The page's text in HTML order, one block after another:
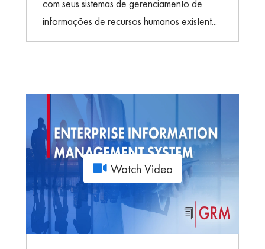
com seus sistemas de gerenciamento de
informações de recursos humanos existent...
Watch Video